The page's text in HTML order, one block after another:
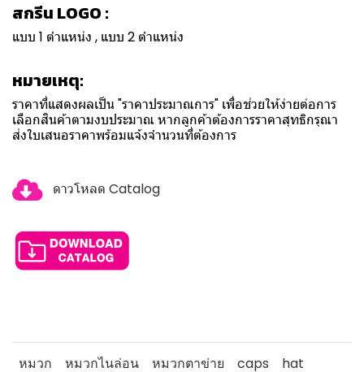
สกรีน LOGO :
แบบ 1 ตำแหน่ง , แบบ 2 ตำแหน่ง
หมายเหตุ:
ราคาที่แสดงผลเป็น "ราคาประมาณการ" เพื่อช่วยให้ง่ายต่อการ
เลือกสินค้าตามงบประมาณ หากลูกค้าต้องการราคาสุทธิกรุณา
ส่งใบเสนอราคาพร้อมแจ้งจำนวนที่ต้องการ
ดาวโหลด Catalog
หมวก หมวกไนล่อน หมวกตาข่าย caps hat